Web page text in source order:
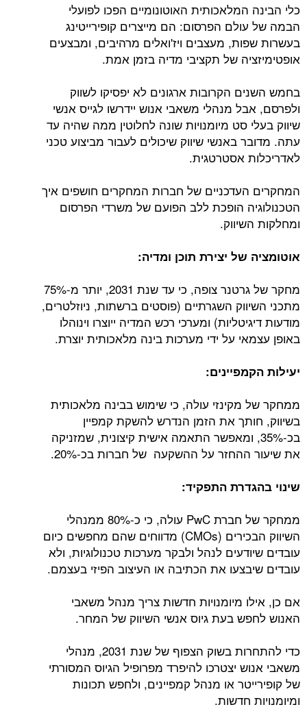
כלי הבינה המלאכותית האוטונומיים הפכו לפועלי
הבמה של עולם הפרסום: הם מייצרים קופירייטינג
בעשרות שפות, מעצבים ויז'ואלים מרהיבים, ומבצעים
אופטימיזציה של תקציבי מדיה בזמן אמת.
בחמש השנים הקרובות ארגונים לא יפסיקו לשווק
ולפרסם, אבל מנהלי משאבי אנוש יידרשו לגייס אנשי
שיווק בעלי סט מיומנויות שונה לחלוטין ממה שהיה עד
עתה. מדובר באנשי שיווק שיכולים לעבור מביצוע טכני
לאדריכלות אסטרטגית.
המחקרים העדכניים של חברות המחקרים חושפים איך
הטכנולוגיה הופכת ללב הפועם של משרדי הפרסום
ומחלקות השיווק.
אוטומציה של יצירת תוכן ומדיה:
מחקר של גרטנר צופה, כי עד שנת 2031, יותר מ-75%
מתכני השיווק השגרתיים (פוסטים ברשתות, ניוזלטרים,
מודעות דיגיטליות) ומערכי רכש המדיה ייוצרו וינוהלו
באופן עצמאי על ידי מערכות בינה מלאכותית יוצרת.
יעילות הקמפיינים:
ממחקר של מקינזי עולה, כי שימוש בבינה מלאכותית
בשיווק, חותך את הזמן הנדרש להשקת קמפיין
בכ-35%, ומאפשר התאמה אישית קיצונית, שמזניקה
את שיעור ההחזר על ההשקעה של חברות בכ-20%.
שינוי בהגדרת התפקיד:
ממחקר של חברת PwC עולה, כי כ-80% ממנהלי
השיווק הבכירים (CMOs) מדווחים שהם מחפשים כיום
עובדים שיודעים לנהל ולבקר מערכות טכנולוגיות, ולא
עובדים שיבצעו את הכתיבה או העיצוב הפיזי בעצמם.
אם כן, אילו מיומנויות חדשות צריך מנהל משאבי
האנוש לחפש בעת גיוס אנשי השיווק של המחר.
כדי להתחרות בשוק הצפוף של שנת 2031, מנהלי
משאבי אנוש יצטרכו להיפרד מפרופיל הגיוס המסורתי
של קופירייטר או מנהל קמפיינים, ולחפש תכונות
ומיומנויות חדשות.